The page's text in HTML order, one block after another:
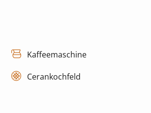
Kaffeemaschine
Cerankochfeld